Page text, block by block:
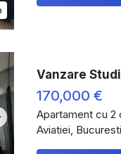
Vanzare
170,000 €
Apartament cu 2
Aviatiei, Bucuresti